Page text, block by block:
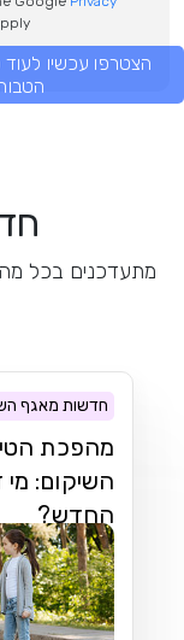
הצטרפו עכשיו לעוד
מתעדכנים בכל
חדשות מאגף
מהפכת
השיקום: מי
החדש?